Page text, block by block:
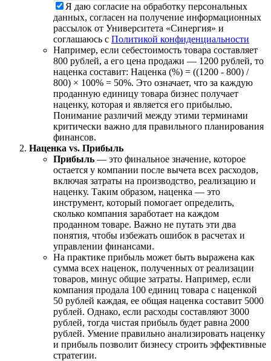
Я даю согласие на обработку персональных
данных, согласен на получение информационных
рассылок от Университета «Синергия» и
соглашаюсь c Политикой конфиденциальности
Например, если себестоимость товара составляет
800 рублей, а его цена продажи — 1200 рублей, то
наценка составит: Наценка (%) = ((1200 - 800) /
800) × 100% = 50%. Это означает, что за каждую
проданную единицу товара бизнес получает
наценку, которая и является его прибылью.
Понимание различий между этими терминами
критически важно для правильного планирования
финансов.
Наценка vs. Прибыль
Прибыль — это финальное значение, которое
остается у компании после вычета всех расходов,
включая затраты на производство, реализацию и
наценку. Таким образом, наценка — это
инструмент, который помогает определить,
сколько компания заработает на каждом
проданном товаре. Важно не путать эти два
понятия, чтобы избежать ошибок в расчетах и
управлении финансами.
На практике прибыль может быть выражена как
сумма всех наценок, полученных от реализации
товаров, минус общие затраты. Например, если
компания продала 100 единиц товара с наценкой
50 рублей каждая, ее общая наценка составит 5000
рублей. Однако, если расходы составляют 3000
рублей, тогда чистая прибыль будет равна 2000
рублей. Умение правильно анализировать наценку
и прибыль позволит бизнесу строить эффективные
стратегии.